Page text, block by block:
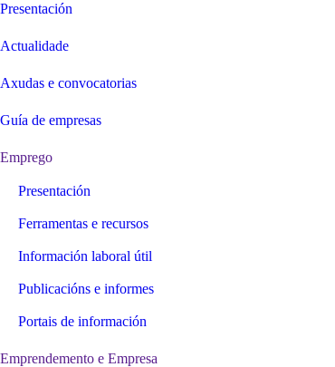
Presentación
Actualidade
Axudas e convocatorias
Guía de empresas
Emprego
Presentación
Ferramentas e recursos
Información laboral útil
Publicacións e informes
Portais de información
Emprendemento e Empresa